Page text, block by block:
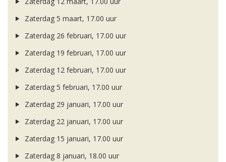
Zaterdag 5 maart, 17.00 uur
Zaterdag 26 februari, 17.00 uur
Zaterdag 19 februari, 17.00 uur
Zaterdag 12 februari, 17.00 uur
Zaterdag 5 februari, 17.00 uur
Zaterdag 29 januari, 17.00 uur
Zaterdag 22 januari, 17.00 uur
Zaterdag 15 januari, 17.00 uur
Zaterdag 8 januari, 18.00 uur